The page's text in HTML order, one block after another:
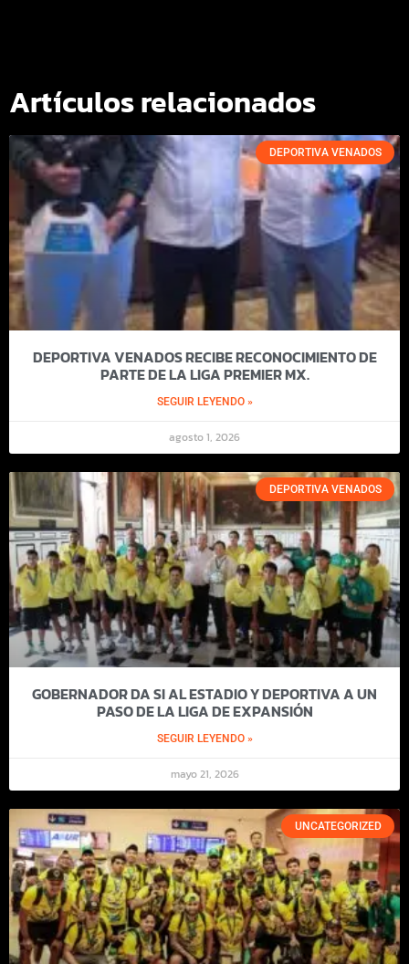
Artículos relacionados
DEPORTIVA VENADOS
DEPORTIVA VENADOS RECIBE RECONOCIMIENTO DE
PARTE DE LA LIGA PREMIER MX.
SEGUIR LEYENDO »
agosto 1, 2026
DEPORTIVA VENADOS
GOBERNADOR DA SI AL ESTADIO Y DEPORTIVA A UN
PASO DE LA LIGA DE EXPANSIÓN
SEGUIR LEYENDO »
mayo 21, 2026
UNCATEGORIZED